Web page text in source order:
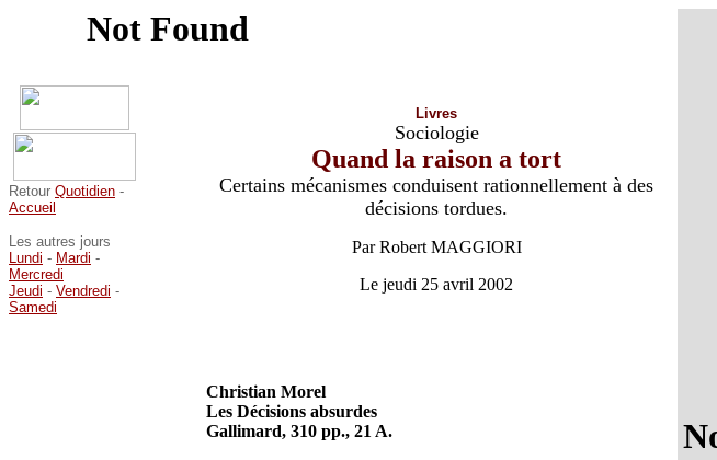
Livres
Sociologie
Quand la raison a tort
Certains mécanismes conduisent rationnellement à des
décisions tordues.
Par Robert MAGGIORI
Le jeudi 25 avril 2002
Retour Quotidien -
Accueil
Les autres jours
Lundi - Mardi -
Mercredi
Jeudi - Vendredi -
Samedi
Christian Morel
Les Décisions absurdes
Gallimard, 310 pp., 21 A.